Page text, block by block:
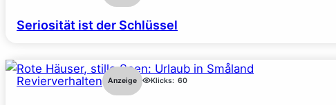
Seriosität ist der Schlüssel
Revierverhalten Anzeige Klicks: 60